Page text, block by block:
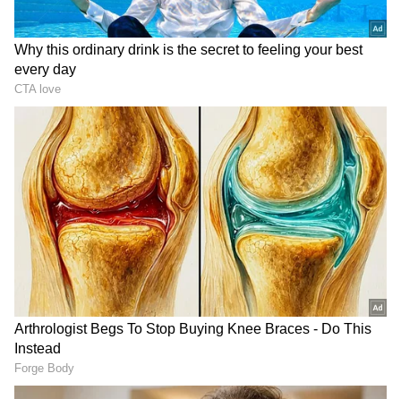
ನಿಜವಾಗಿ ಹೇಳಬೇಕು ಎಂದರೆ, ನಾನು 2018 ರಿಂದ 4
ವರ್ಷಗಳ ಗ್ಯಾಪ್ ತೆಗೆದುಕೊಂಡಿದ್ದು ಉದ್ದೇಶಪೂರ್ವಕವಾಗಿ
DOWNLOAD APP
ಕನ್ನಡ ಸಿನಿಮಾ (Kannada Cinema News), ಟಿವಿ
ಕಾರ್ಯಕ್ರಮಗಳು (Kannada TV Shows), ಸೆಲೆಬ್ರಿಟಿ
ಸುದ್ದಿಗಳು ಮತ್ತು ಇತ್ತೀಚಿನ ಸುದ್ದಿಗಳಿಗಾಗಿ ಏಷ್ಯಾನೆಟ್
ಸುವರ್ಣ ನ್ಯೂಸ್‌ನಲ್ಲಿ ಮನರಂಜನಾ ವಿಭಾಗ ನೋಡಿ.
ಸಿನಿಮಾ ವಿಮರ್ಶೆಗಳು (Kannada Movies Review),
ತಾರೆಯರ ಸಂದರ್ಶನಗಳು, ಧಾರಾವಾಹಿ ಅಪ್‌ಡೇಟ್ಸ್‌,
ತೆರೆಮರೆಯ ಕಥೆಗಳು,OTT ರಿಲೀಸ್‌ಗಳ ಬಗ್ಗೆ
ಮಾಹಿತಿಯೂ ಇಲ್ಲಿದೆ.